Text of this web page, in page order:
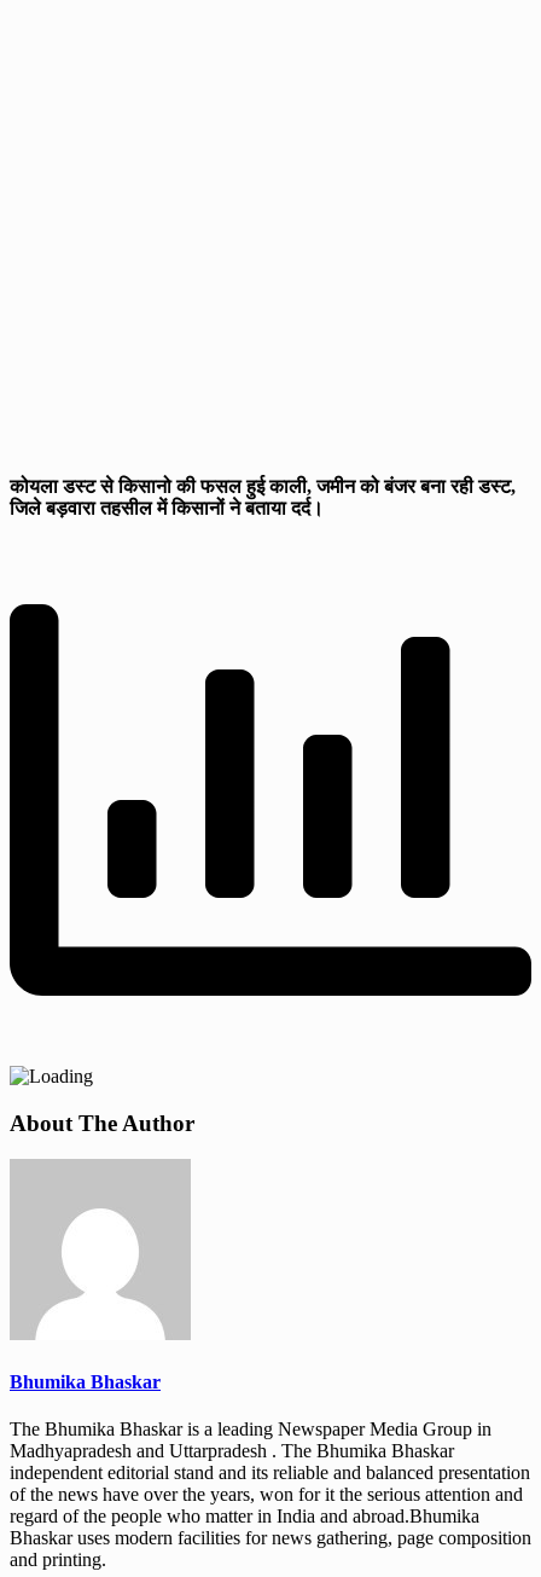
कोयला डस्ट से किसानो की फसल हुई काली, जमीन को बंजर बना रही डस्ट,
जिले बड़वारा तहसील में किसानों ने बताया दर्द।
About The Author
Bhumika Bhaskar
The Bhumika Bhaskar is a leading Newspaper Media Group in
Madhyapradesh and Uttarpradesh . The Bhumika Bhaskar
independent editorial stand and its reliable and balanced presentation
of the news have over the years, won for it the serious attention and
regard of the people who matter in India and abroad.Bhumika
Bhaskar uses modern facilities for news gathering, page composition
and printing.